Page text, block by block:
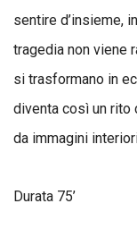
sentire d’insieme,
tragedia non viene
si trasformano in
diventa così un rito
da immagini
Durata 75’